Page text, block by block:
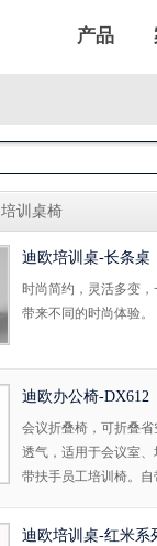
产品
迪欧产品
工程案例
合作伙伴
联系我们
培训桌椅
迪欧培训桌-长条桌
时尚简约，灵活多变，
带来不同的时尚体验。
迪欧办公椅-DX612
会议折叠椅，可折叠
透气，适用于会议室、
带扶手员工培训椅。
约具有浓厚的现代感。
迪欧培训桌-红米系